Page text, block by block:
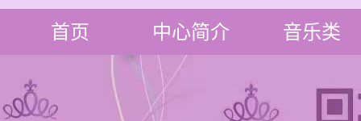
首页 中心简介 音乐类